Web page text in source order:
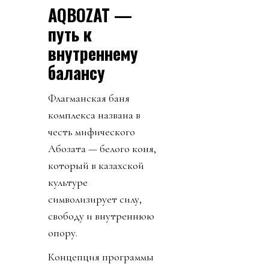
AQBOZAT —
путь к
внутреннему
балансу
Флагманская баня
комплекса названа в
честь мифического
Ақбозата — белого коня,
который в казахской
культуре
символизирует силу,
свободу и внутреннюю
опору.
Концепция программы